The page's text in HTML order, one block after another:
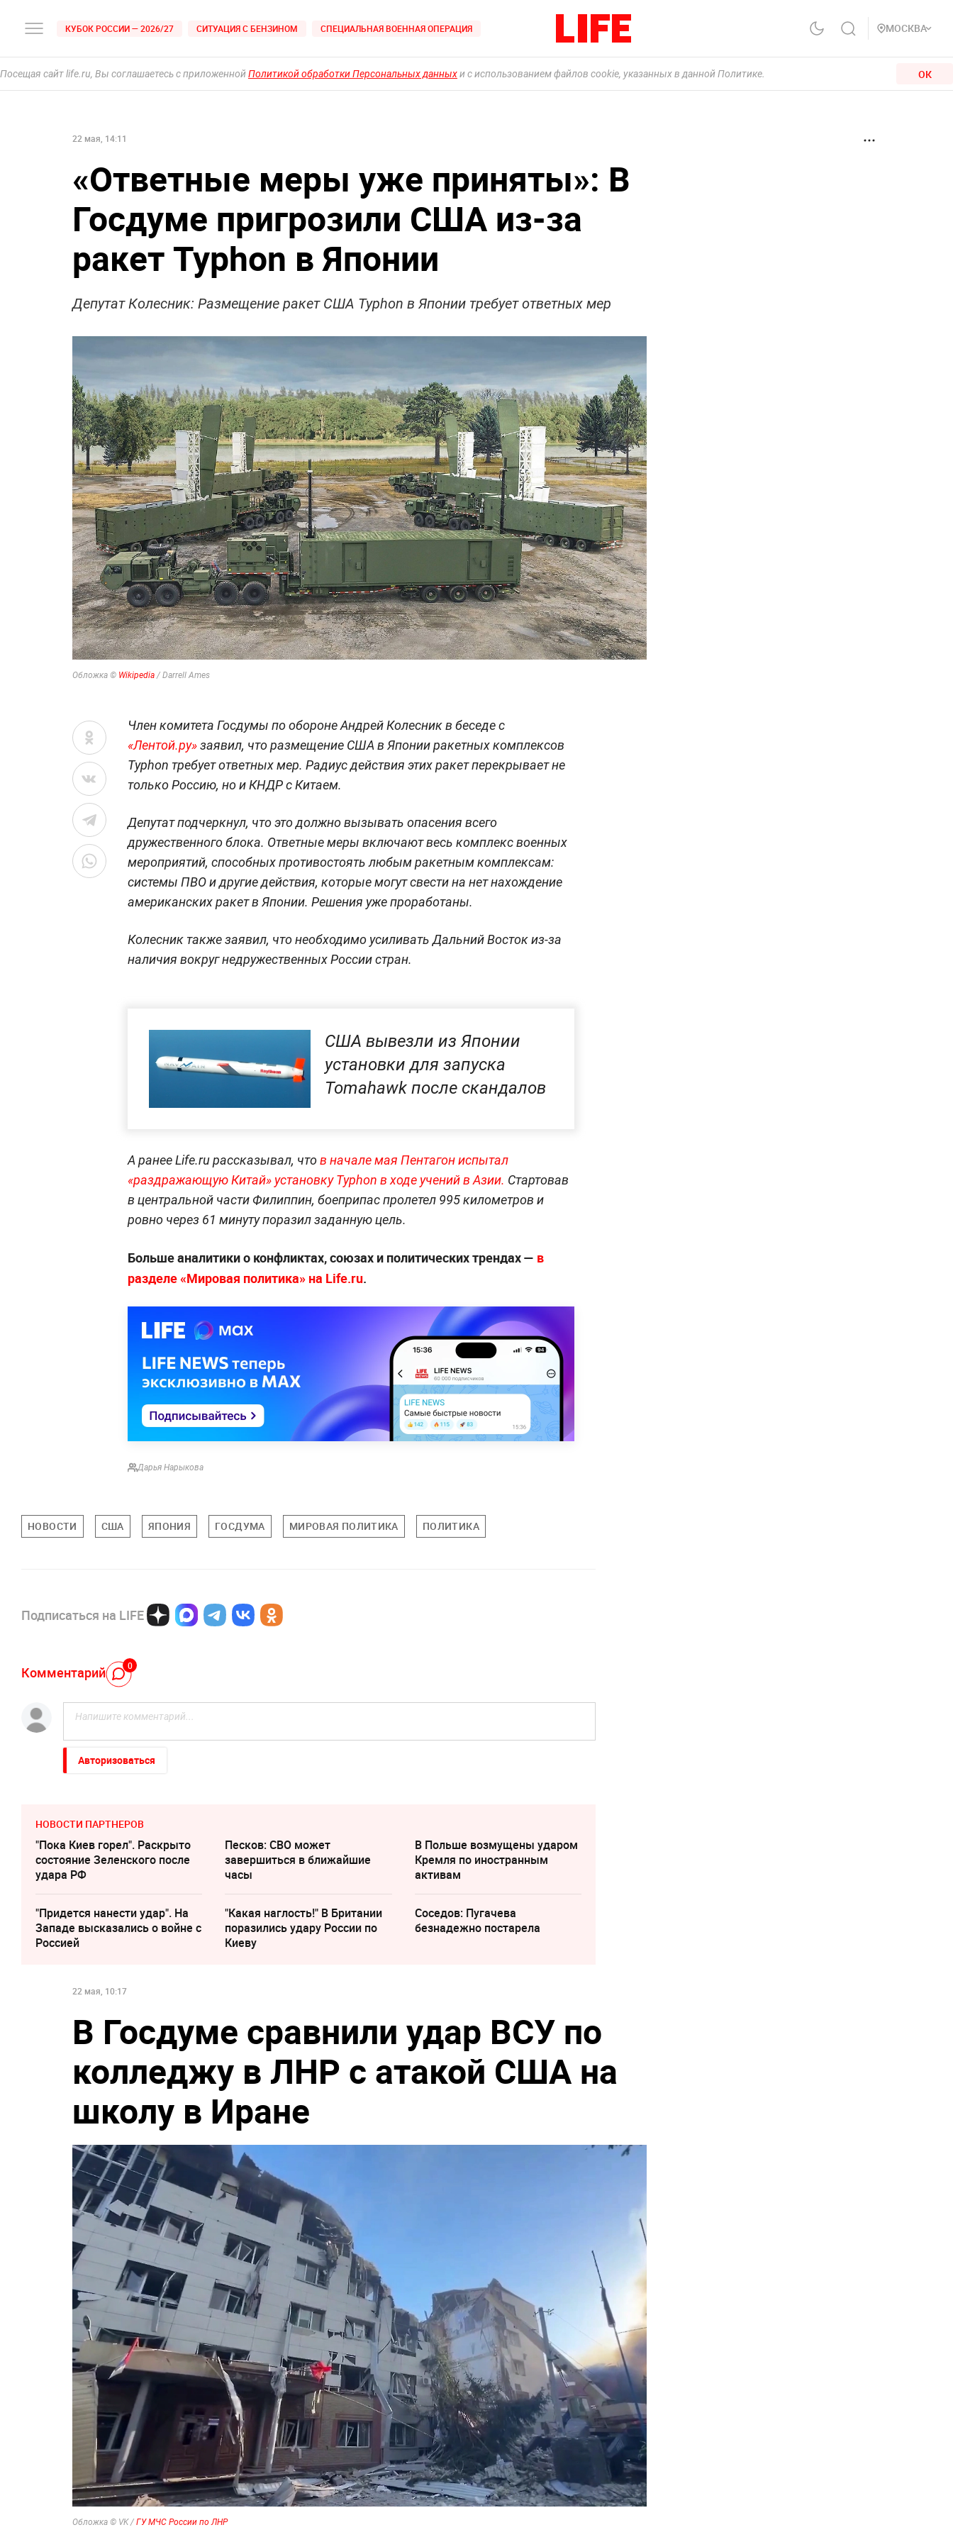
КУБОК РОССИИ — 2026/27 СИТУАЦИЯ С БЕНЗИНОМ СПЕЦИАЛЬНАЯ ВОЕННАЯ ОПЕРАЦИЯ МОСКВА
Посещая сайт life.ru, Вы соглашаетесь с приложеннойПолитикой обработки Персональных данныхи с использованием файлов cookie, указанных в данной Политике. ОК
22 мая, 14:11
«Ответные меры уже приняты»: В
Госдуме пригрозили США из-за
ракет Typhon в Японии
Депутат Колесник: Размещение ракет США Typhon в Японии требует ответных мер
Обложка © Wikipedia / Darrell Ames
Член комитета Госдумы по обороне Андрей Колесник в беседе с
«Лентой.ру»заявил, что размещение США в Японии ракетных комплексов
Typhon требует ответных мер. Радиус действия этих ракет перекрывает не
только Россию, но и КНДР с Китаем.
Депутат подчеркнул, что это должно вызывать опасения всего
дружественного блока. Ответные меры включают весь комплекс военных
мероприятий, способных противостоять любым ракетным комплексам:
системы ПВО и другие действия, которые могут свести на нет нахождение
американских ракет в Японии. Решения уже проработаны.
Колесник также заявил, что необходимо усиливать Дальний Восток из-за
наличия вокруг недружественных России стран.
США вывезли из Японии
установки для запуска
Tomahawk после скандалов
А ранее Life.ru рассказывал, чтов начале мая Пентагон испытал
«раздражающую Китай» установку Typhon в ходе учений в Азии. Стартовав
в центральной части Филиппин, боеприпас пролетел 995 километров и
ровно через 61 минуту поразил заданную цель.
Больше аналитики о конфликтах, союзах и политических трендах — в
разделе «Мировая политика» на Life.ru.
Дарья Нарыкова
НОВОСТИ США ЯПОНИЯ ГОСДУМА МИРОВАЯ ПОЛИТИКА ПОЛИТИКА
Подписаться на LIFE
Комментарий 0
Авторизоваться
НОВОСТИ ПАРТНЕРОВ
"Пока Киев горел". Раскрыто
состояние Зеленского после
удара РФ
Песков: СВО может
завершиться в ближайшие
часы
В Польше возмущены ударом
Кремля по иностранным
активам
"Придется нанести удар". На
Западе высказались о войне с
Россией
"Какая наглость!" В Британии
поразились удару России по
Киеву
Соседов: Пугачева
безнадежно постарела
22 мая, 10:17
В Госдуме сравнили удар ВСУ по
колледжу в ЛНР с атакой США на
школу в Иране
Обложка © VK / ГУ МЧС России по ЛНР